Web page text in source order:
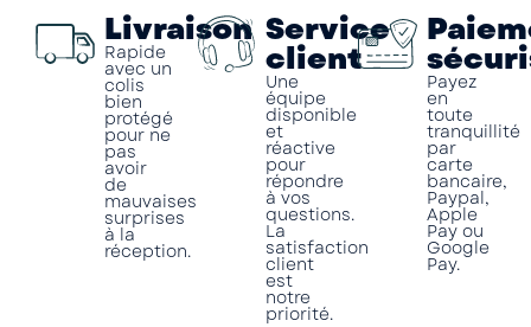
Livraison
Rapide
avec un
colis
bien
protégé
pour ne
pas
avoir
de
mauvaises
surprises
à la
réception.
Service
client
Une
équipe
disponible
et
réactive
pour
répondre
à vos
questions.
La
satisfaction
client
est
notre
priorité.
Payez
en
toute
tranquillité
par
carte
bancaire,
Paypal,
Apple
Pay ou
Google
Pay.